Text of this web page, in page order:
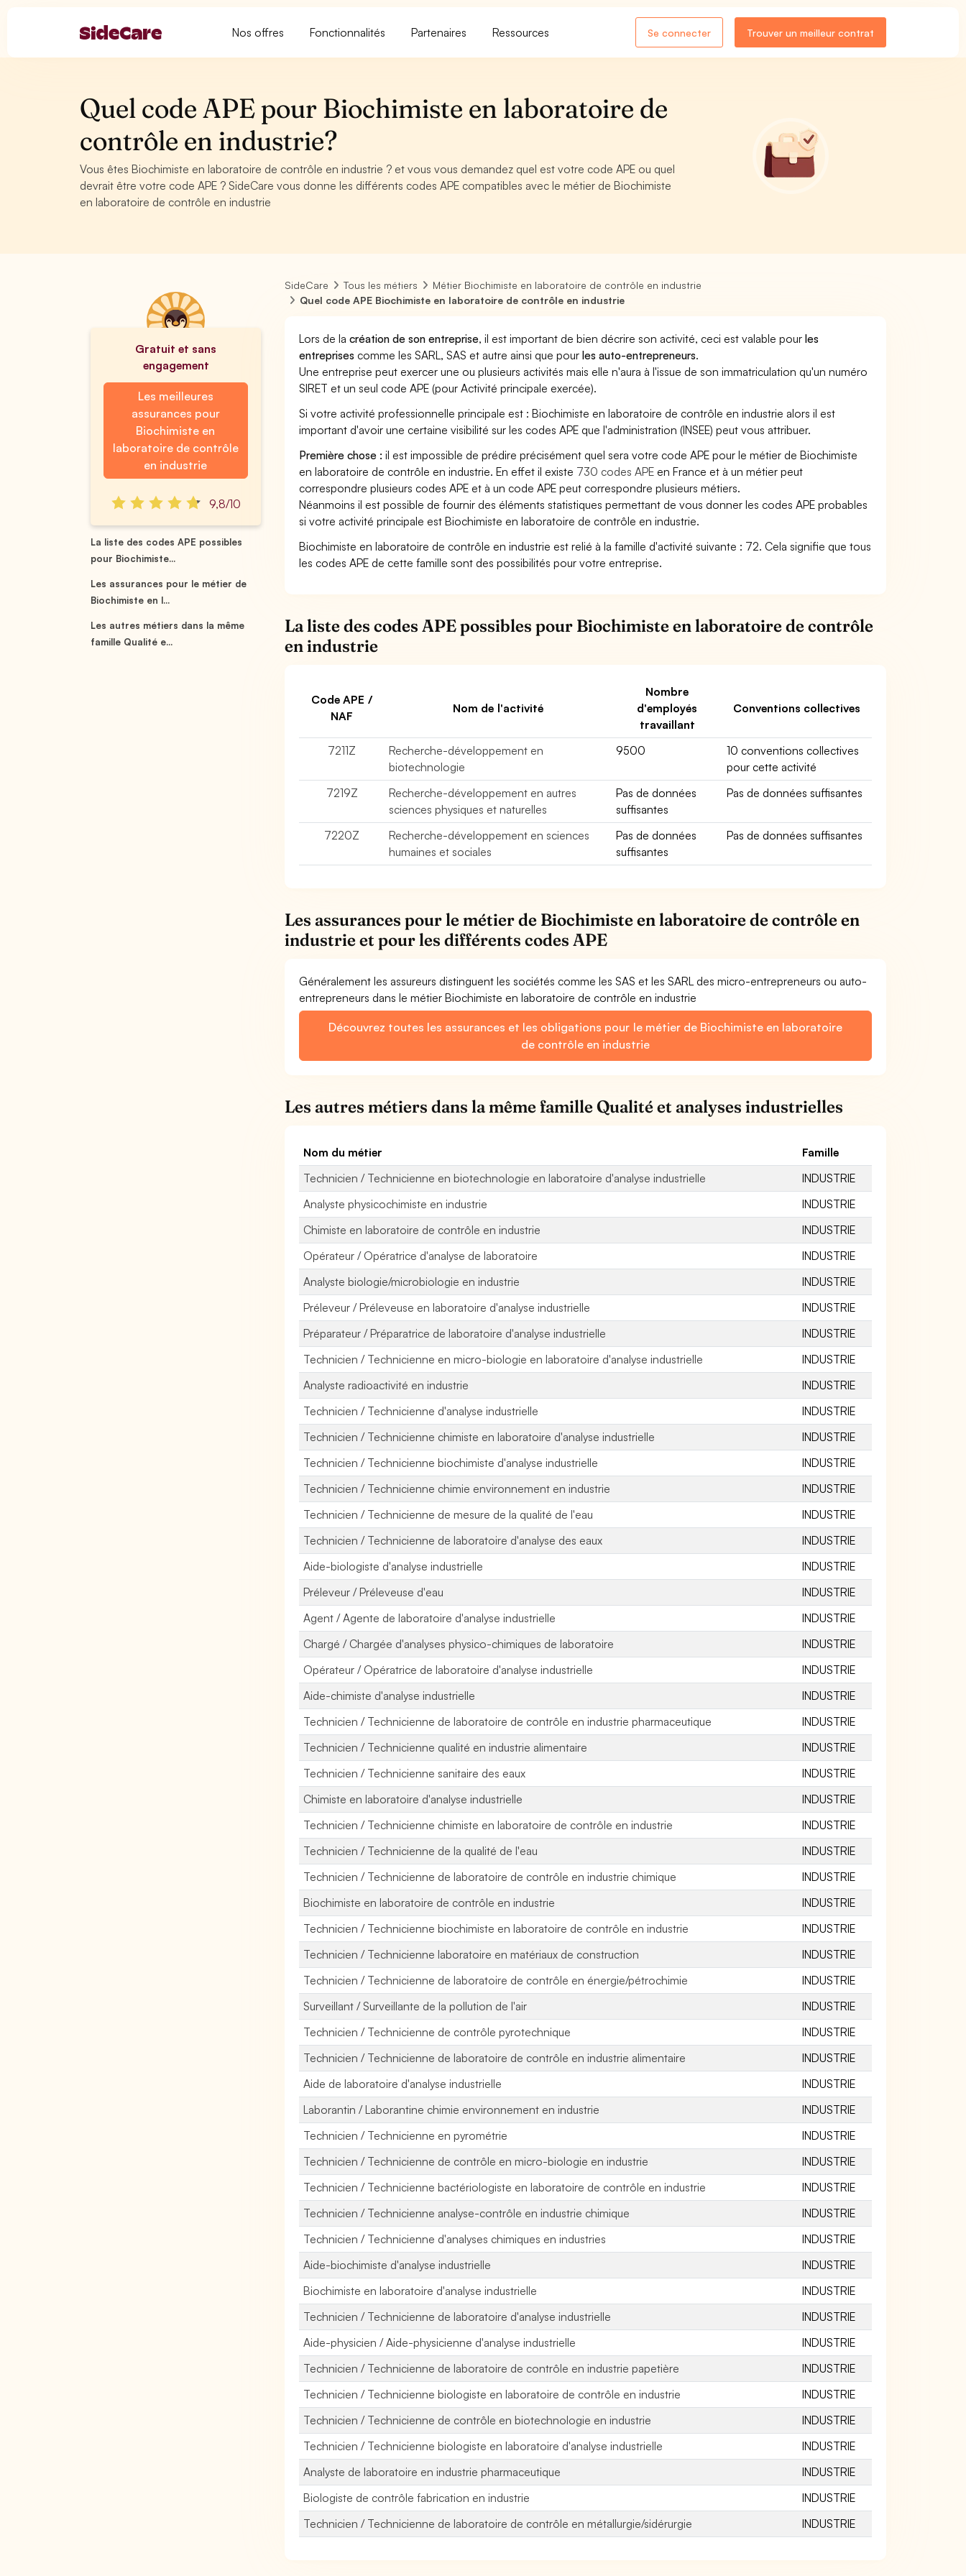
Nos offres Fonctionnalités Partenaires Ressources Se connecter Trouver un meilleur contrat
Quel code APE pour Biochimiste en laboratoire de
contrôle en industrie?
Vous êtes Biochimiste en laboratoire de contrôle en industrie ? et vous vous demandez quel est votre code APE ou quel
devrait être votre code APE ? SideCare vous donne les différents codes APE compatibles avec le métier de Biochimiste
en laboratoire de contrôle en industrie
Gratuit et sans
engagement
Les meilleures
assurances pour
Biochimiste en
laboratoire de contrôle
en industrie
9,8/10
La liste des codes APE possibles
pour Biochimiste...
Les assurances pour le métier de
Biochimiste en l...
Les autres métiers dans la même
famille Qualité e...
SideCare Tous les métiers
Métier Biochimiste en laboratoire de contrôle en industrie
Quel code APE Biochimiste en laboratoire de contrôle en industrie
Lors de lacréation de son entreprise, il est important de bien décrire son activité, ceci est valable pourles
entreprises comme les SARL, SAS et autre ainsi que pourles auto-entrepreneurs.
Une entreprise peut exercer une ou plusieurs activités mais elle n'aura à l'issue de son immatriculation qu'un numéro
SIRET et un seul code APE (pour Activité principale exercée).
Si votre activité professionnelle principale est : Biochimiste en laboratoire de contrôle en industrie alors il est
important d'avoir une certaine visibilité sur les codes APE que l'administration (INSEE) peut vous attribuer.
Première chose : il est impossible de prédire précisément quel sera votre code APE pour le métier de Biochimiste
en laboratoire de contrôle en industrie. En effet il existe 730 codes APE en France et à un métier peut
correspondre plusieurs codes APE et à un code APE peut correspondre plusieurs métiers.
Néanmoins il est possible de fournir des éléments statistiques permettant de vous donner les codes APE probables
si votre activité principale est Biochimiste en laboratoire de contrôle en industrie.
Biochimiste en laboratoire de contrôle en industrie est relié à la famille d'activité suivante : 72. Cela signifie que tous
les codes APE de cette famille sont des possibilités pour votre entreprise.
La liste des codes APE possibles pour Biochimiste en laboratoire de contrôle
en industrie
Code APE /
NAF
Nom de l'activité
Nombre
d'employés
travaillant
Conventions collectives
7211Z
Recherche-développement en
biotechnologie
9500
10 conventions collectives
pour cette activité
7219Z
Recherche-développement en autres
sciences physiques et naturelles
Pas de données
suffisantes
Pas de données suffisantes
7220Z
Recherche-développement en sciences
humaines et sociales
Pas de données
suffisantes
Pas de données suffisantes
Les assurances pour le métier de Biochimiste en laboratoire de contrôle en
industrie et pour les différents codes APE
Généralement les assureurs distinguent les sociétés comme les SAS et les SARL des micro-entrepreneurs ou auto-
entrepreneurs dans le métier Biochimiste en laboratoire de contrôle en industrie
Découvrez toutes les assurances et les obligations pour le métier de Biochimiste en laboratoire
de contrôle en industrie
Les autres métiers dans la même famille Qualité et analyses industrielles
Nom du métier
Famille
Technicien / Technicienne en biotechnologie en laboratoire d'analyse industrielle
INDUSTRIE
Analyste physicochimiste en industrie
INDUSTRIE
Chimiste en laboratoire de contrôle en industrie
INDUSTRIE
Opérateur / Opératrice d'analyse de laboratoire
INDUSTRIE
Analyste biologie/microbiologie en industrie
INDUSTRIE
Préleveur / Préleveuse en laboratoire d'analyse industrielle
INDUSTRIE
Préparateur / Préparatrice de laboratoire d'analyse industrielle
INDUSTRIE
Technicien / Technicienne en micro-biologie en laboratoire d'analyse industrielle
INDUSTRIE
Analyste radioactivité en industrie
INDUSTRIE
Technicien / Technicienne d'analyse industrielle
INDUSTRIE
Technicien / Technicienne chimiste en laboratoire d'analyse industrielle
INDUSTRIE
Technicien / Technicienne biochimiste d'analyse industrielle
INDUSTRIE
Technicien / Technicienne chimie environnement en industrie
INDUSTRIE
Technicien / Technicienne de mesure de la qualité de l'eau
INDUSTRIE
Technicien / Technicienne de laboratoire d'analyse des eaux
INDUSTRIE
Aide-biologiste d'analyse industrielle
INDUSTRIE
Préleveur / Préleveuse d'eau
INDUSTRIE
Agent / Agente de laboratoire d'analyse industrielle
INDUSTRIE
Chargé / Chargée d'analyses physico-chimiques de laboratoire
INDUSTRIE
Opérateur / Opératrice de laboratoire d'analyse industrielle
INDUSTRIE
Aide-chimiste d'analyse industrielle
INDUSTRIE
Technicien / Technicienne de laboratoire de contrôle en industrie pharmaceutique
INDUSTRIE
Technicien / Technicienne qualité en industrie alimentaire
INDUSTRIE
Technicien / Technicienne sanitaire des eaux
INDUSTRIE
Chimiste en laboratoire d'analyse industrielle
INDUSTRIE
Technicien / Technicienne chimiste en laboratoire de contrôle en industrie
INDUSTRIE
Technicien / Technicienne de la qualité de l'eau
INDUSTRIE
Technicien / Technicienne de laboratoire de contrôle en industrie chimique
INDUSTRIE
Biochimiste en laboratoire de contrôle en industrie
INDUSTRIE
Technicien / Technicienne biochimiste en laboratoire de contrôle en industrie
INDUSTRIE
Technicien / Technicienne laboratoire en matériaux de construction
INDUSTRIE
Technicien / Technicienne de laboratoire de contrôle en énergie/pétrochimie
INDUSTRIE
Surveillant / Surveillante de la pollution de l'air
INDUSTRIE
Technicien / Technicienne de contrôle pyrotechnique
INDUSTRIE
Technicien / Technicienne de laboratoire de contrôle en industrie alimentaire
INDUSTRIE
Aide de laboratoire d'analyse industrielle
INDUSTRIE
Laborantin / Laborantine chimie environnement en industrie
INDUSTRIE
Technicien / Technicienne en pyrométrie
INDUSTRIE
Technicien / Technicienne de contrôle en micro-biologie en industrie
INDUSTRIE
Technicien / Technicienne bactériologiste en laboratoire de contrôle en industrie
INDUSTRIE
Technicien / Technicienne analyse-contrôle en industrie chimique
INDUSTRIE
Technicien / Technicienne d'analyses chimiques en industries
INDUSTRIE
Aide-biochimiste d'analyse industrielle
INDUSTRIE
Biochimiste en laboratoire d'analyse industrielle
INDUSTRIE
Technicien / Technicienne de laboratoire d'analyse industrielle
INDUSTRIE
Aide-physicien / Aide-physicienne d'analyse industrielle
INDUSTRIE
Technicien / Technicienne de laboratoire de contrôle en industrie papetière
INDUSTRIE
Technicien / Technicienne biologiste en laboratoire de contrôle en industrie
INDUSTRIE
Technicien / Technicienne de contrôle en biotechnologie en industrie
INDUSTRIE
Technicien / Technicienne biologiste en laboratoire d'analyse industrielle
INDUSTRIE
Analyste de laboratoire en industrie pharmaceutique
INDUSTRIE
Biologiste de contrôle fabrication en industrie
INDUSTRIE
Technicien / Technicienne de laboratoire de contrôle en métallurgie/sidérurgie
INDUSTRIE